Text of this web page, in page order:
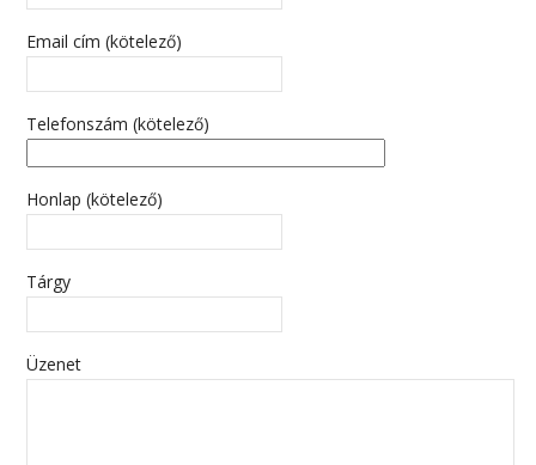
Email cím (kötelező)
Telefonszám (kötelező)
Honlap (kötelező)
Tárgy
Üzenet